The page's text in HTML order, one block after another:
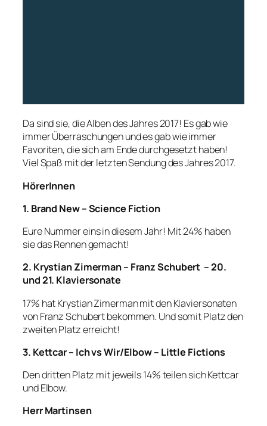
Da sind sie, die Alben des Jahres 2017! Es gab wie
immer Überraschungen und es gab wie immer
Favoriten, die sich am Ende durchgesetzt haben!
Viel Spaß mit der letzten Sendung des Jahres 2017.
HörerInnen
1. Brand New – Science Fiction
Eure Nummer eins in diesem Jahr! Mit 24% haben
sie das Rennen gemacht!
2. Krystian Zimerman – Franz Schubert – 20.
und 21. Klaviersonate
17% hat Krystian Zimerman mit den Klaviersonaten
von Franz Schubert bekommen. Und somit Platz den
zweiten Platz erreicht!
3. Kettcar – Ich vs Wir/Elbow – Little Fictions
Den dritten Platz mit jeweils 14% teilen sich Kettcar
und Elbow.
Herr Martinsen